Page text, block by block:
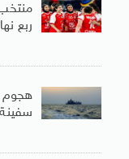
ربع
هجوم